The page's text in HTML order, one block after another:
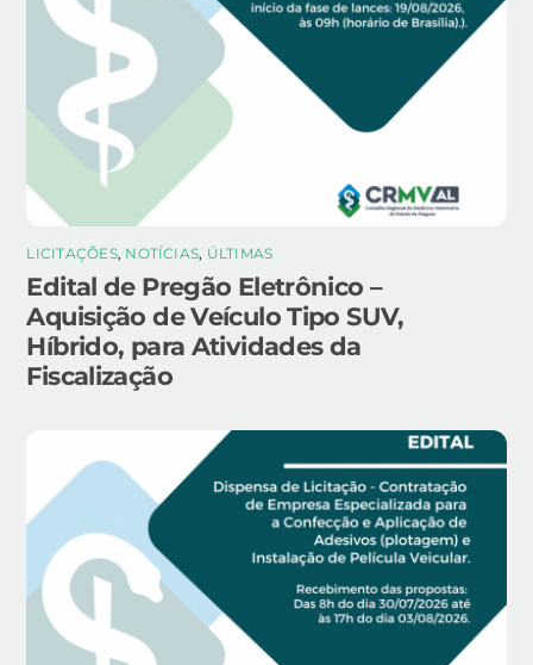
LICITAÇÕES, NOTÍCIAS, ÚLTIMAS
Edital de Pregão Eletrônico –
Aquisição de Veículo Tipo SUV,
Híbrido, para Atividades da
Fiscalização